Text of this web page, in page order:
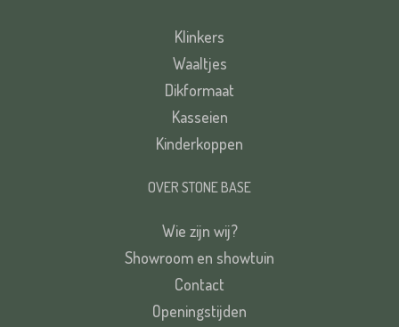
Klinkers
Waaltjes
Dikformaat
Kasseien
Kinderkoppen
OVER STONE BASE
Wie zijn wij?
Showroom en showtuin
Contact
Openingstijden